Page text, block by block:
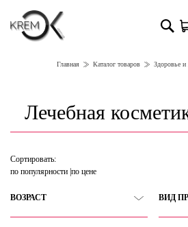
Главная Каталог товаров Здоровье и
Лечебная
Сортировать:
по популярности по цене
ВОЗРАСТ ВИД